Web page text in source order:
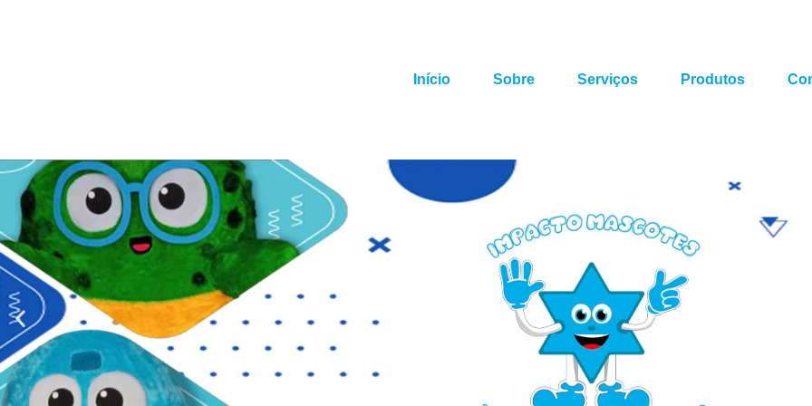
Início Sobre Serviços Produtos